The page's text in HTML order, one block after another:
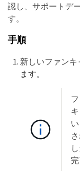
認し、サポートデ
す。
手順
新しいファンキ
ます。